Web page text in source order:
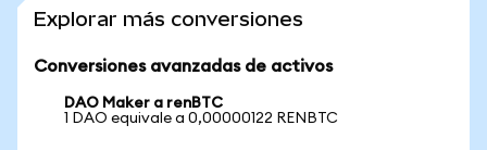
Explorar más conversiones
Conversiones avanzadas de activos
DAO Maker a renBTC
1 DAO equivale a 0,00000122 RENBTC